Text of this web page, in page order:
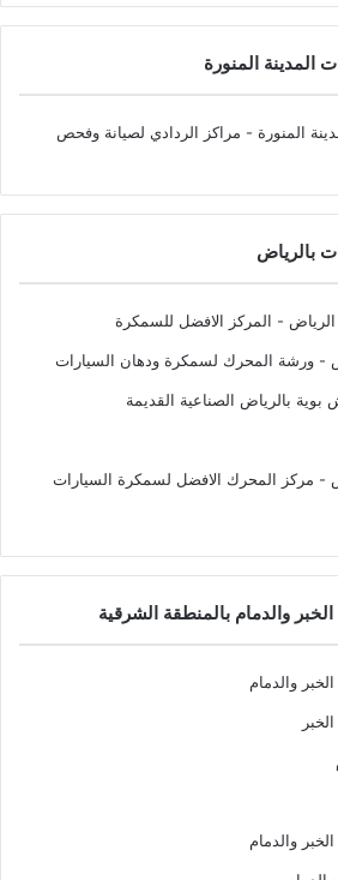
المدينة المنورة
المنورة - مراكز الردادي لصيانة وفحص
بالرياض
- المركز الافضل للسمكرة
- ورشة المحرك لسمكرة ودهان السيارات
بالرياض الصناعية القديمة
- مركز المحرك الافضل لسمكرة السيارات
والدمام بالمنطقة الشرقية
والدمام
والدمام